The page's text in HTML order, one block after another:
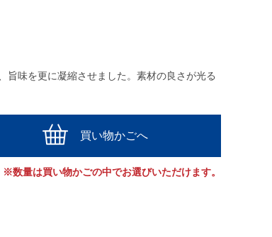
旨味を更に凝縮させました。素材の良さが光る
買い物かごへ
※数量は買い物かごの中でお選びいただけます。